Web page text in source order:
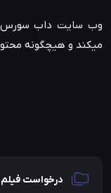
وب سایت داب سورس
میکند و هیچگونه
درخواست فیلم